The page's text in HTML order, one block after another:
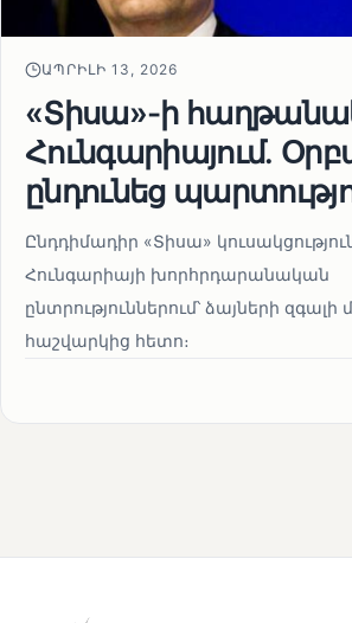
ԱՊՐԻԼԻ 13, 2026
«Տիսա»-ի
Հունգարիայում․
ընդունեց
Ընդդիմադիր «Տիսա»
Հունգարիայի խորհրդարանական
ընտրություններում՝ ձայների զգալի
հաշվարկից հետո։